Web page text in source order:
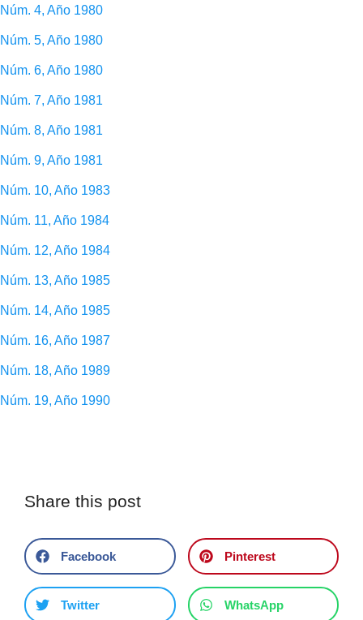
Núm. 4, Año 1980
Núm. 5, Año 1980
Núm. 6, Año 1980
Núm. 7, Año 1981
Núm. 8, Año 1981
Núm. 9, Año 1981
Núm. 10, Año 1983
Núm. 11, Año 1984
Núm. 12, Año 1984
Núm. 13, Año 1985
Núm. 14, Año 1985
Núm. 16, Año 1987
Núm. 18, Año 1989
Núm. 19, Año 1990
Share this post
Facebook Pinterest
Twitter WhatsApp